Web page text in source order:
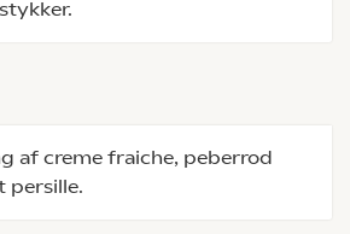
af creme fraiche, peberrod
persille.